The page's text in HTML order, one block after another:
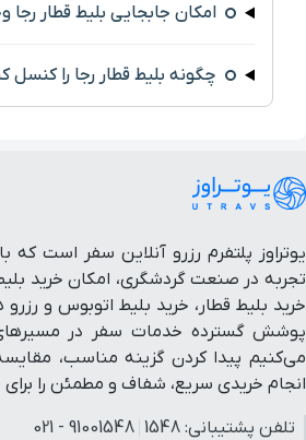
امکان جابجایی بلیط قطار رجا
چگونه بلیط قطار رجا را کنسل
تجربه در صنعت گردشگری، امکان خرید
خرید بلیط قطار، خرید بلیط اتوبوس و
پوشش گسترده خدمات سفر در
می‌کنیم پیدا کردن گزینه مناسب،
انجام خریدی سریع، شفاف و مطمئن را برای
تلفن پشتیبانی: 1548
91001548 - 021